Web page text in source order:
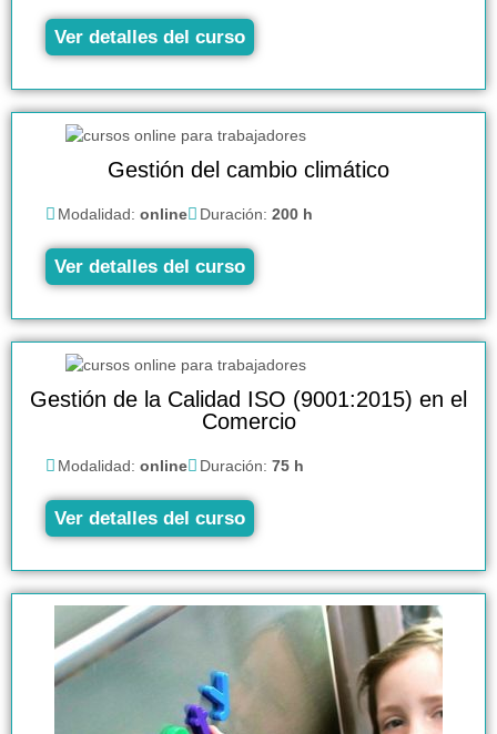
Ver detalles del curso
Gestión del cambio climático
Modalidad: online Duración: 200 h
Ver detalles del curso
Gestión de la Calidad ISO (9001:2015) en el
Comercio
Modalidad: online Duración: 75 h
Ver detalles del curso